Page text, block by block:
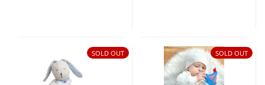
SOLD OUT SOLD OUT